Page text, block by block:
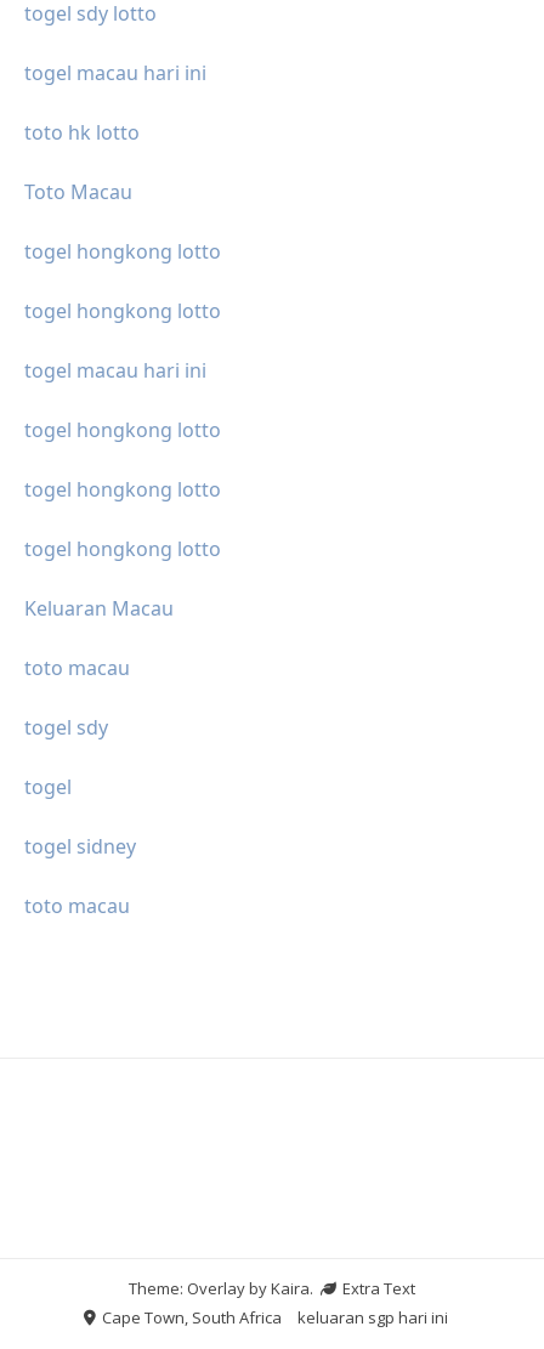
togel sdy lotto
togel macau hari ini
toto hk lotto
Toto Macau
togel hongkong lotto
togel hongkong lotto
togel macau hari ini
togel hongkong lotto
togel hongkong lotto
togel hongkong lotto
Keluaran Macau
toto macau
togel sdy
togel
togel sidney
toto macau
Theme: Overlay byKaira.
Extra Text
Cape Town, South Africa
keluaran sgp hari ini